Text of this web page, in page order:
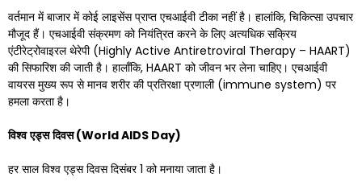
वर्तमान में बाजार में कोई लाइसेंस प्राप्त एचआईवी टीका नहीं है। हालांकि, चिकित्सा उपचार
मौजूद हैं। एचआईवी संक्रमण को नियंत्रित करने के लिए अत्यधिक सक्रिय
एंटीरेट्रोवाइरल थेरेपी (Highly Active Antiretroviral Therapy – HAART)
की सिफारिश की जाती है। हालाँकि, HAART को जीवन भर लेना चाहिए। एचआईवी
वायरस मुख्य रूप से मानव शरीर की प्रतिरक्षा प्रणाली (immune system) पर
हमला करता है।
विश्व एड्स दिवस(World AIDS Day)
हर साल विश्व एड्स दिवस दिसंबर 1 को मनाया जाता है।